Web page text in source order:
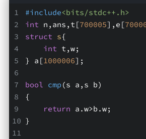
#include<bits/stdc++.h>
int n,ans,t[700005],e[
struct s{
int t,w;
} a[1000006];
bool cmp (s a,s b)
{
return a.w>b.w;
}